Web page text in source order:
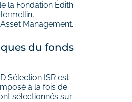
la Fondation Édith
Management.
du fonds
Sélection ISR est
à la fois de
sélectionnés sur